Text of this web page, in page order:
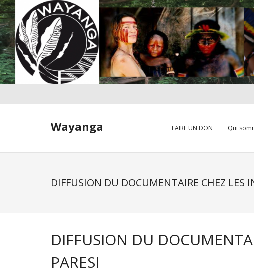
Skip
to
content
Wayanga FAIRE UN DON Qui
DIFFUSION DU DOCUMENTAIRE CHEZ LES
DIFFUSION DU
PARESI